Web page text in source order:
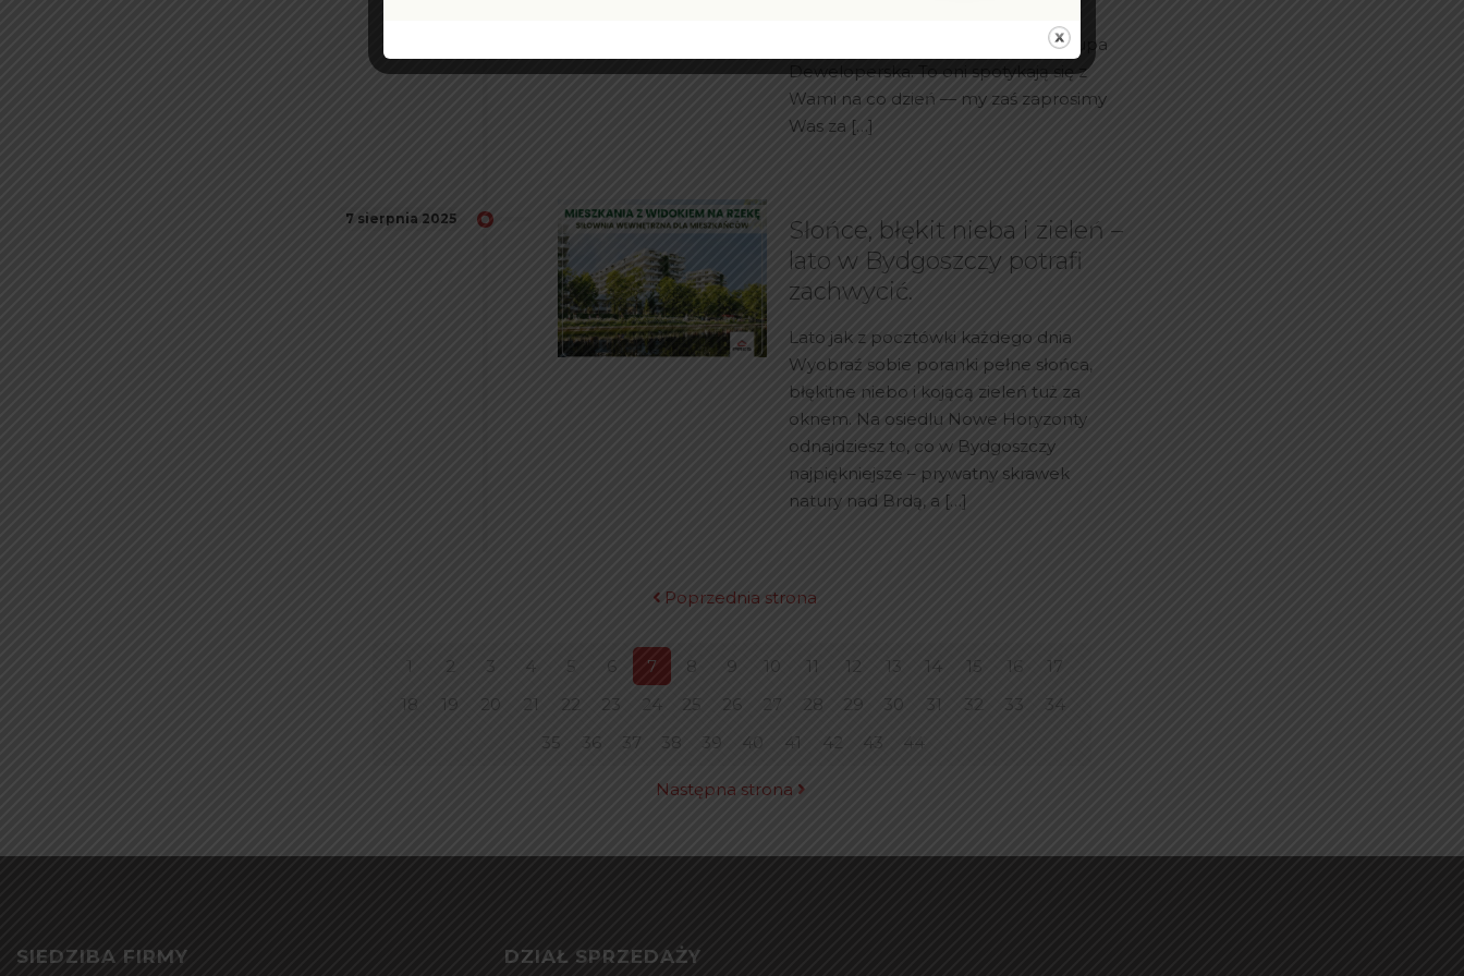
codzienność handlowców PRES Grupa
Deweloperska. To oni spotykają się z
Wami na co dzień — my zaś zaprosimy
Was za […]
7 sierpnia 2025
Słońce, błękit nieba i zieleń –
lato w Bydgoszczy potrafi
zachwycić.
Lato jak z pocztówki każdego dnia
Wyobraź sobie poranki pełne słońca,
błękitne niebo i kojącą zieleń tuż za
oknem. Na osiedlu Nowe Horyzonty
odnajdziesz to, co w Bydgoszczy
najpiękniejsze – prywatny skrawek
natury nad Brdą, a […]
Poprzednia strona
1 2 3 4 5 6 7 8 9 10 11 12 13 14 15 16
17
18
19 20 21 22 23 24 25 26 27 28 29 30 31 32 33
34
35
36 37 38 39 40 41 42 43 44
Następna strona
SIEDZIBA FIRMY DZIAŁ SPRZEDAŻY